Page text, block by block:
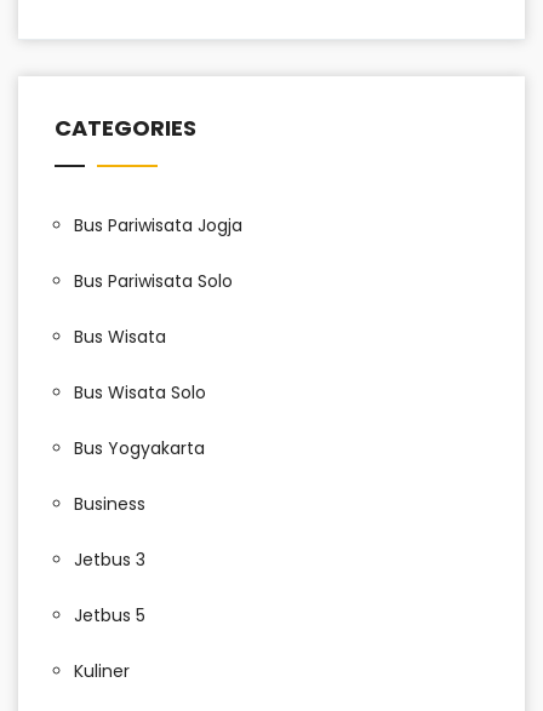
CATEGORIES
Bus Pariwisata Jogja
Bus Pariwisata Solo
Bus Wisata
Bus Wisata Solo
Bus Yogyakarta
Business
Jetbus 3
Jetbus 5
Kuliner